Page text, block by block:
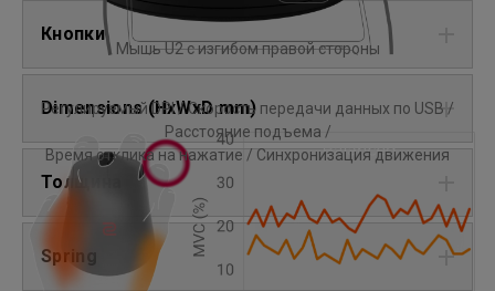
Мышь U2 с изгибом правой стороны
Регулируемый DPI / Скорость передачи данных по USB /
Расстояние подъема /
Время отклика на нажатие / Синхронизация движения
Кнопки
Dimensions (HxWxD mm)
Толщина
Spring